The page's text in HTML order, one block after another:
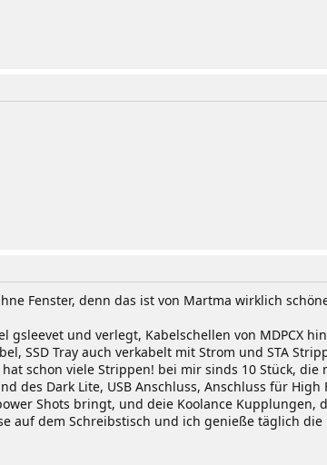
Fenster, denn das ist von Martma wirklich
gsleevet und verlegt, Kabelschellen von MDPCX
SSD Tray auch verkabelt mit Strom und STA
schon viele Strippen! bei mir sinds 10 Stück,
des Dark Lite, USB Anschluss, Anschluss für
Shots bringt, und deie Koolance Kupplungen,
auf dem Schreibstisch und ich genieße täglich